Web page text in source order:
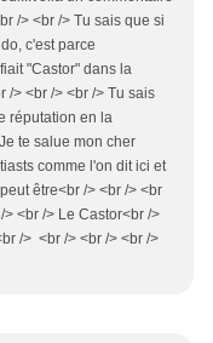
/> <br /> Tu sais que si
c'est parce
"Castor" dans la
/> <br /> <br /> Tu sais
réputation en la
te salue mon cher
comme l'on dit ici et
être<br /> <br /> <br
<br /> Le Castor<br />
/> <br /> <br /> <br />